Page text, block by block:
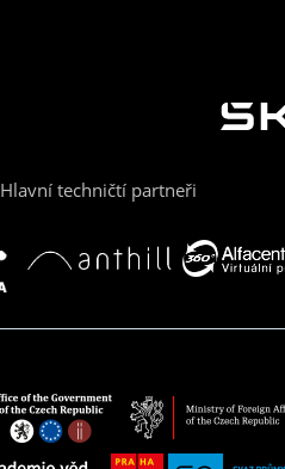
Hlavní techničtí partneři